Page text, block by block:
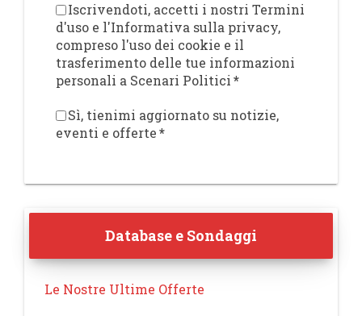
Iscrivendoti, accetti i nostri Termini
d'uso e l'Informativa sulla privacy,
compreso l'uso dei cookie e il
trasferimento delle tue informazioni
personali a Scenari Politici*
Sì, tienimi aggiornato su notizie,
eventi e offerte*
Database e Sondaggi
Le Nostre Ultime Offerte